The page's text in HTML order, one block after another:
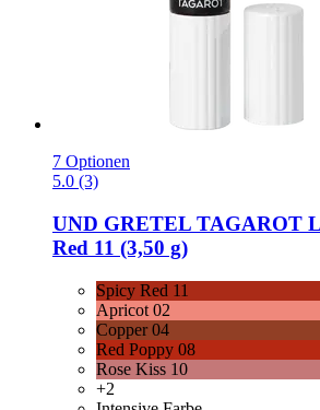
7 Optionen
5.0 (3)
UND GRETEL TAGAROT
Red 11 (3,50 g)
Spicy Red 11
Apricot 02
Copper 04
Red Poppy 08
Rose Kiss 10
+2